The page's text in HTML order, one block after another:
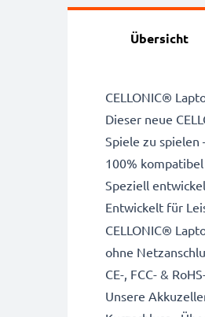
Übersicht
CELLONIC®
Dieser neue
Spiele zu spielen
100%
Speziell
Entwickelt für
CELLONIC®
ohne
CE-, FCC- &
Unsere